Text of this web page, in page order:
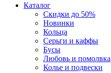
Каталог
Скидки до 50%
Новинки
Кольца
Серьги и каффы
Бусы
Любовь и помолвка
Колье и подвески